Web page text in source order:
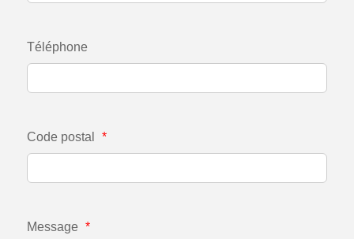
Téléphone
Code postal *
Message *